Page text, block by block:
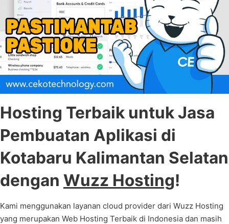
Hosting Terbaik untuk Jasa
Pembuatan Aplikasi di
Kotabaru Kalimantan Selatan
dengan Wuzz Hosting!
Kami menggunakan layanan cloud provider dari Wuzz Hosting
yang merupakan Web Hosting Terbaik di Indonesia dan masih